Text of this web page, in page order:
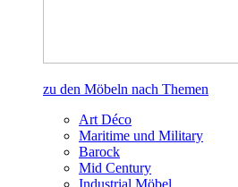
zu den Möbeln nach Themen
Art Déco
Maritime und Military
Barock
Mid Century
Industrial Möbel